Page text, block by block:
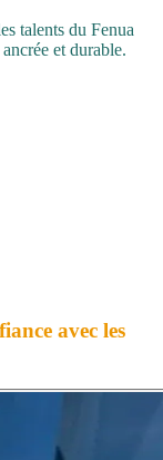
talents du Fenua
et durable.
avec les